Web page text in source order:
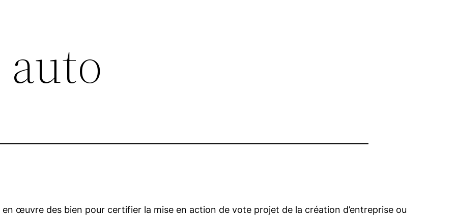
œuvre des bien pour certifier la mise en action de vote projet de la création d’entreprise ou